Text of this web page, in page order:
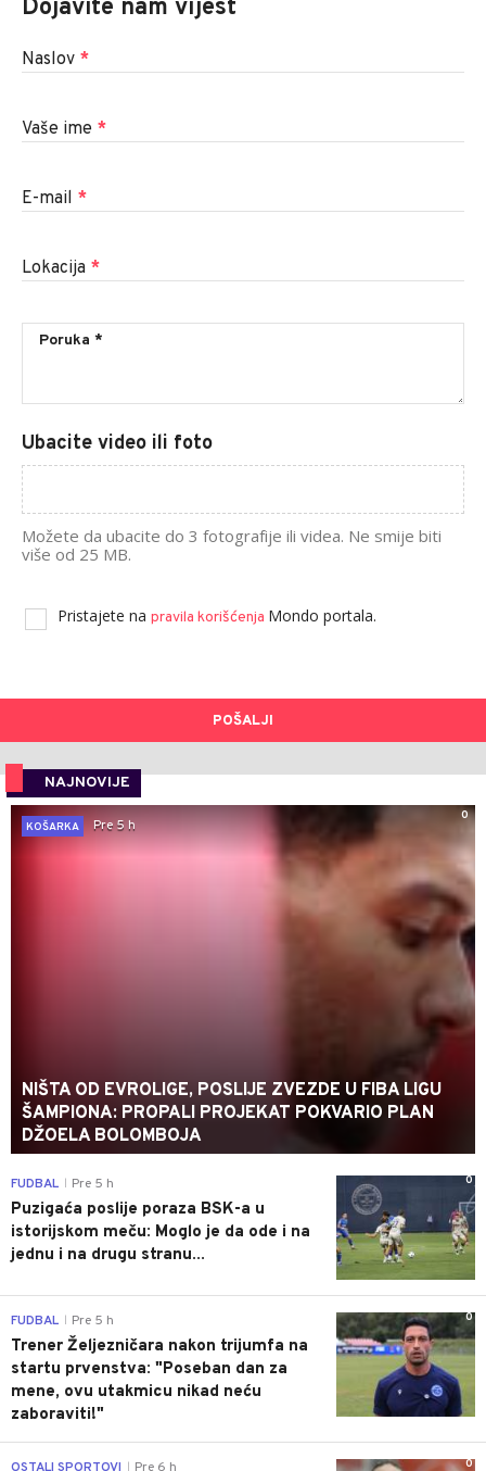
Dojavite nam vijest
Naslov *
Vaše ime *
E-mail *
Lokacija *
Ubacite video ili foto
Možete da ubacite do 3 fotografije ili videa. Ne smije biti
više od 25 MB.
Pristajete na pravila korišćenja Mondo portala.
POŠALJI
NAJNOVIJE
0
KOŠARKA
Pre 5 h
NIŠTA OD EVROLIGE, POSLIJE ZVEZDE U FIBA LIGU
ŠAMPIONA: PROPALI PROJEKAT POKVARIO PLAN
DŽOELA BOLOMBOJA
0
FUDBAL Pre 5 h
Puzigaća poslije poraza BSK-a u
istorijskom meču: Moglo je da ode i na
jednu i na drugu stranu...
0
FUDBAL Pre 5 h
Trener Željezničara nakon trijumfa na
startu prvenstva: "Poseban dan za
mene, ovu utakmicu nikad neću
zaboraviti!"
0